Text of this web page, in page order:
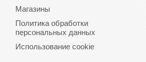
Магазины
Политика обработки
персональных данных
Использование cookie